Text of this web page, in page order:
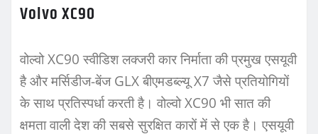
Volvo XC90
वोल्वो XC90 स्वीडिश लक्जरी कार निर्माता की प्रमुख एसयूवी
है और मर्सिडीज-बेंज GLX बीएमडब्ल्यू X7 जैसे प्रतियोगियों
के साथ प्रतिस्पर्धा करती है। वोल्वो XC90 भी सात की
क्षमता वाली देश की सबसे सुरक्षित कारों में से एक है। एसयूवी